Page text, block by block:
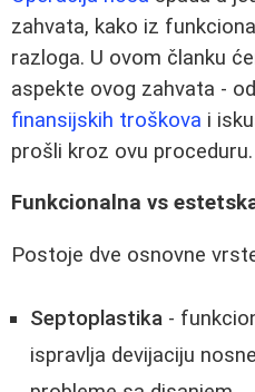
zahvata, kako iz
razloga. U ovom članku
aspekte ovog zahvata -
finansijskih troškova i
prošli kroz ovu proceduru.
Funkcionalna vs
Postoje dve osnovne
Septoplastika -
ispravlja devijaciju